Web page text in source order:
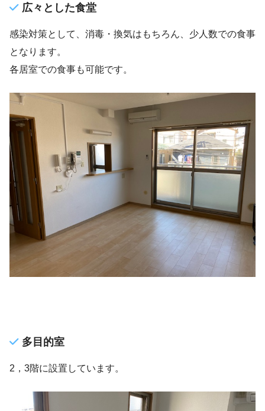
広々とした食堂
感染対策として、消毒・換気はもちろん、少人数での食事
となります。
各居室での食事も可能です。
多目的室
2，3階に設置しています。